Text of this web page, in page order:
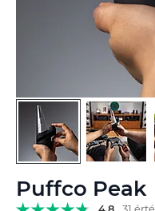
Puffco Peak
a
képgaléria